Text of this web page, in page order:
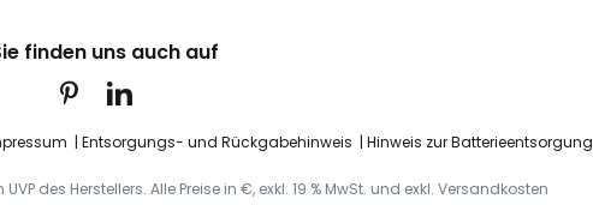
finden uns auch auf
Entsorgungs- und Rückgabehinweis Hinweis zur Batterieentsorgung
des Herstellers. Alle Preise in €, exkl. 19 % MwSt. und exkl. Versandkosten